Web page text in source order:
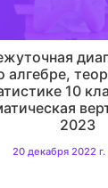
алгебре,
10
2023
20 декабря 2022